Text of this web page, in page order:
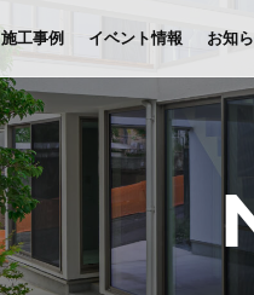
施工事例 イベント情報 お知